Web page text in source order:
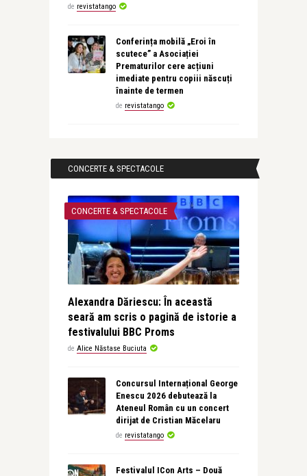
de revistatango
Conferința mobilă „Eroi în
scutece” a Asociației
Prematurilor cere acțiuni
imediate pentru copiii născuți
înainte de termen
de revistatango
CONCERTE & SPECTACOLE
CONCERTE & SPECTACOLE
Alexandra Dăriescu: În această
seară am scris o pagină de istorie a
festivalului BBC Proms
de Alice Năstase Buciuta
Concursul Internațional George
Enescu 2026 debutează la
Ateneul Român cu un concert
dirijat de Cristian Măcelaru
de revistatango
Festivalul ICon Arts – Două